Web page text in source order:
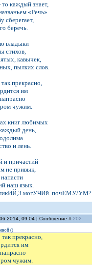
каждый знает,
«Речь»
сберегает,
беречь.
владыки –
стихов,
кавычек,
пылких слов.
прекрасно,
им
чужим.
книг любимых
день,
и лень.
и причастий
не привык,
наш язык.
почЕМУ/УМ?
09:04 | Сообщение # 202
()
так прекрасно,
им
чужим.